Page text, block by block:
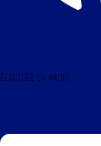
ÉCOUTEZ LA RADIO